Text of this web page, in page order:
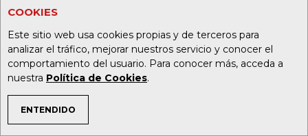
COOKIES
Este sitio web usa cookies propias y de terceros para
analizar el tráfico, mejorar nuestros servicio y conocer el
comportamiento del usuario. Para conocer más, acceda a
nuestra Política de Cookies.
ENTENDIDO
TEMAS DE INTERÉS
deportesrcn.com
Organización Ardila Lülle - oal.com.co